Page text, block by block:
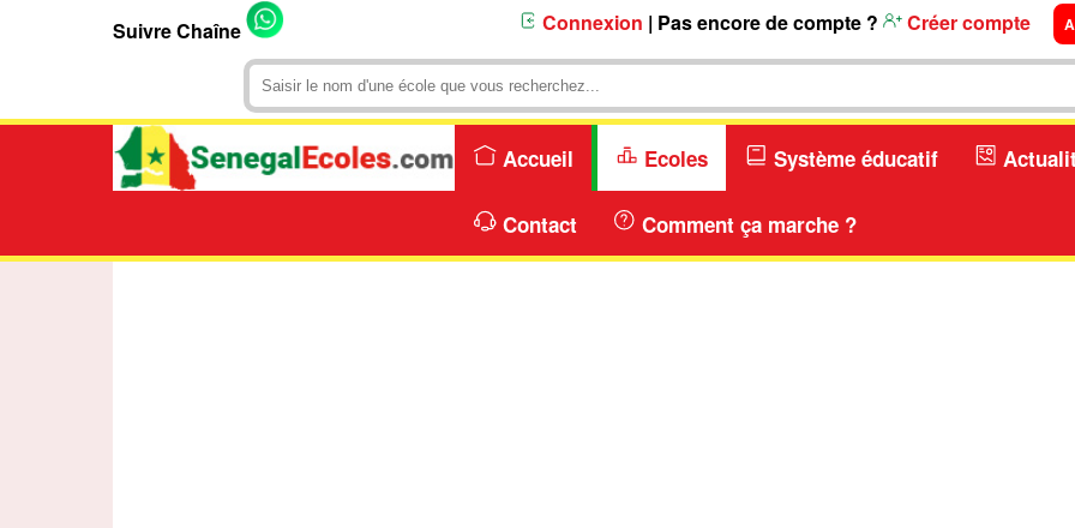
Suivre Chaîne Connexion | Pas encore de compte ? Créer compte
Accueil Ecoles Système éducatif
Contact Comment ça marche ?